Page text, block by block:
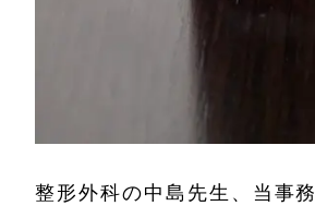
整形外科の中島先生、当事